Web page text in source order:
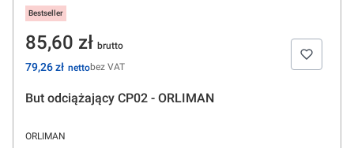
Bestseller
But odciążający CP02 - ORLIMAN
PRODUCENT
ORLIMAN
Cena
85,60 zł
Cena
79,26 zł bez VAT